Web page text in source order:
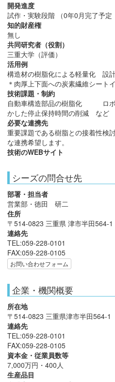
開発進度
試作・実験段階 （0年0月完了予
知的財産権
無し
共同研究者（役割）
三重大学（評価）
活用例
構造材の樹脂化による軽量化 設
＊肉厚上下面への炭素繊維シート
技術課題・制約
自動車構造部品の樹脂化 ロボ
かした停止保持時間の削減 など
必要な連携先
重要課題である樹脂との接着性検
な連携希望します。
技術のWEBサイト
シーズの問合せ先
部署・担当者
営業部・徳田 研二
住所
〒514-0823 三重県 津市半田564-1
連絡先
TEL:059-228-0101
FAX:059-228-0105
お問い合わせフォーム
企業・機関概要
所在地
〒514-0823 三重県津市半田564-1
連絡先
TEL:059-228-0101
FAX:059-228-0105
資本金・従業員数等
7,000万円・400人
生産品目